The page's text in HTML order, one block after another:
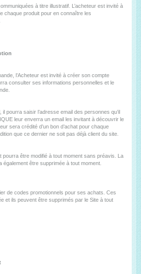
à titre illustratif. L’acheteur est invité à
chaque produit pour en connaître les
l’Acheteur est invité à créer son compte
consulter ses informations personnelles et le
pourra saisir l’adresse email des personnes qu’il
leur enverra un email les invitant à découvrir le
sera crédité d’un bon d’achat pour chaque
que ce dernier ne soit pas déjà client du site.
pourra être modifié à tout moment sans préavis. La
également être supprimée à tout moment.
de codes promotionnels pour ses achats. Ces
et ils peuvent être supprimés par le Site à tout